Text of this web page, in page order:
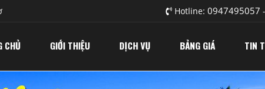
Hotline: 0947495057 -
CHỦ GIỚI THIỆU DỊCH VỤ BẢNG GIÁ TIN